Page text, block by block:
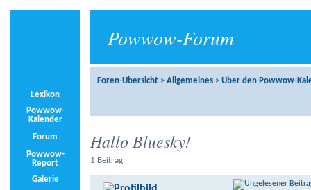
Powwow-Forum
Lexikon
Powwow-
Kalender
Forum
Powwow-
Report
Galerie
Foren-Übersicht > Allgemeines > Über den Powwow-
Hallo Bluesky!
1 Beitrag